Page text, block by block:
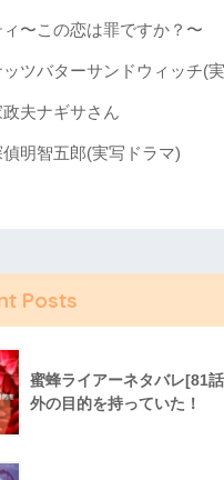
ィ〜この恋は罪ですか？〜
ッツバターサンドウィッチ(
夫ナギサさん
偵明智五郎(実写ドラマ)
Posts
蜜蜂ライアーネタバレ[81
外の目的を持っていた！